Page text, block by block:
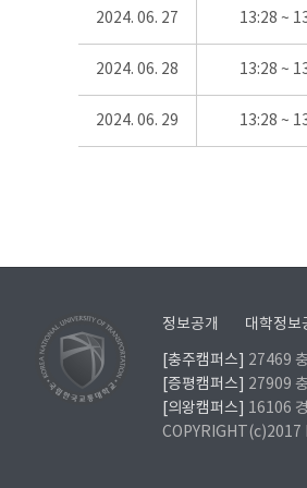
2024. 06. 27 13:28 ~
2024. 06. 28 13:28 ~
2024. 06. 29 13:28 ~
정보공개 대학정보
[충주캠퍼스]
27469
[증평캠퍼스]
27909
[의왕캠퍼스]
16106
COPYRIGHT(c)2017